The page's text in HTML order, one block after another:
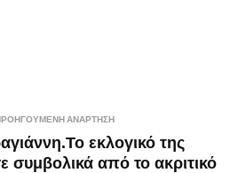
ΑΝΆΡΤΗΣΗ
εκλογικό της
συμβολικά από το ακριτικό